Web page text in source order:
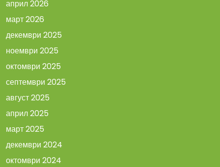
април 2026
март 2026
декември 2025
ноември 2025
октомври 2025
септември 2025
август 2025
април 2025
март 2025
декември 2024
октомври 2024